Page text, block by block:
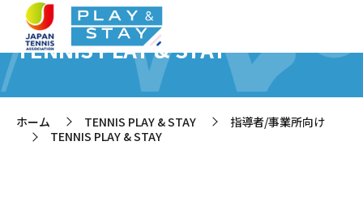
TENNIS PLAY & STAY
ホーム >
TENNIS PLAY & STAY >
指導者/事業所向け
>
TENNIS PLAY & STAY